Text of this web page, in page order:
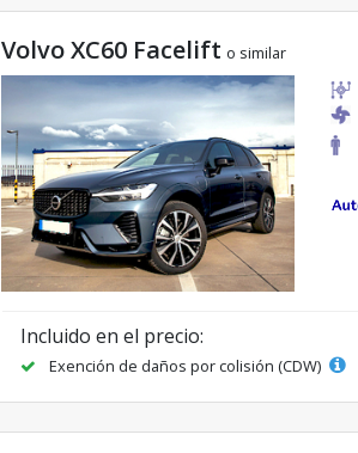
Volvo XC60 Facelift o similar
Incluido en el precio:
Exención de daños por colisión (CDW)